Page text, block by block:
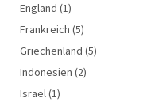
England (1)
Frankreich (5)
Griechenland (5)
Indonesien (2)
Israel(1)